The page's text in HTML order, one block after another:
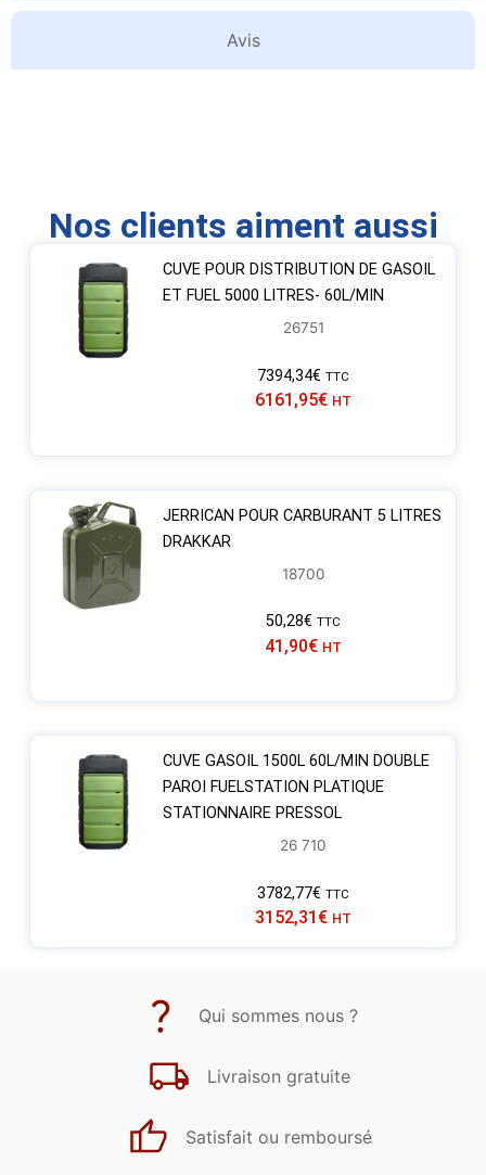
Avis
Nos clients aiment aussi
CUVE POUR DISTRIBUTION DE GASOIL
ET FUEL 5000 LITRES- 60L/MIN
26751
7394,34€ TTC
6161,95€ HT
JERRICAN POUR CARBURANT 5 LITRES
DRAKKAR
18700
50,28€ TTC
41,90€ HT
CUVE GASOIL 1500L 60L/MIN DOUBLE
PAROI FUELSTATION PLATIQUE
STATIONNAIRE PRESSOL
26 710
3782,77€ TTC
3152,31 € HT
Qui sommes nous ?
Livraison gratuite
Satisfait ou remboursé